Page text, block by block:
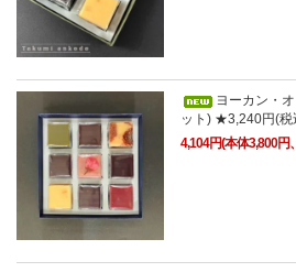
ヨーカン・
ット) ★3,240円(
4,104円(本体3,800円